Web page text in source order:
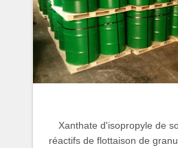
Xanthate d'isopropyle de
réactifs de flottaison de